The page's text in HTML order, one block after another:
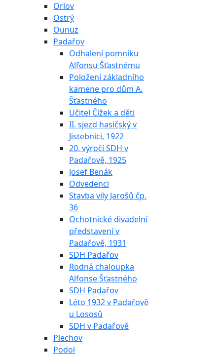
Orlov
Ostrý
Ounuz
Padařov
Odhalení pomníku
Alfonsu Šťastnému
Položení základního
kamene pro dům A.
Šťastného
Učitel Čížek a děti
II. sjezd hasičský v
Jistebnici, 1922
20. výročí SDH v
Padařově, 1925
Josef Benák
Odvedenci
Stavba vily Jarošů čp.
36
Ochotnické divadelní
představení v
Padařově, 1931
SDH Padařov
Rodná chaloupka
Alfonse Šťastného
SDH Padařov
Léto 1932 v Padařově
u Lososů
SDH v Padařově
Plechov
Podol